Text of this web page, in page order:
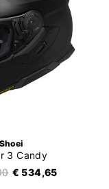
3 Candy
€ 534,65